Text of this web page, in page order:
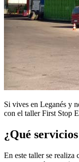
Si vives en Leganés y
con el taller First Stop
¿Qué
En este taller se realiza